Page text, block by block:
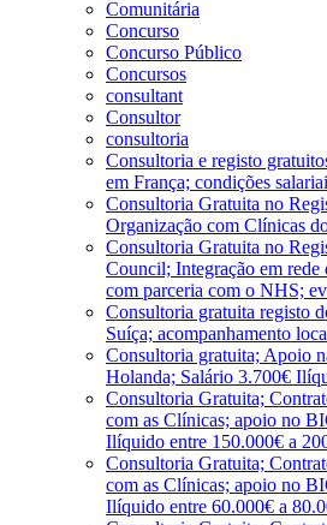
Comunitária
Concurso
Concurso Público
Concursos
consultant
Consultor
consultoria
Consultoria e registo
em França; condições
Consultoria Gratuita no
Organização com Clínicas
Consultoria Gratuita no
Council; Integração em rede
com parceria com o NHS;
Consultoria gratuita registo
Suíça; acompanhamento
Consultoria gratuita; Apoio
Holanda; Salário 3.700€
Consultoria Gratuita;
com as Clínicas; apoio no
Ilíquido entre 150.000€ a
Consultoria Gratuita;
com as Clínicas; apoio no
Ilíquido entre 60.000€ a